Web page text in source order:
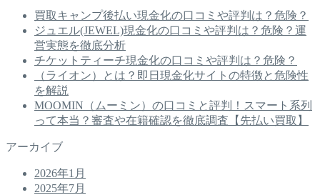
買取キャンプ後払い現金化の口コミや評判は？危険？
ジュエル(JEWEL)現金化の口コミや評判は？危険？運
営実態を徹底分析
チケットティーチ現金化の口コミや評判は？危険？
（ライオン）とは？即日現金化サイトの特徴と危険性
を解説
MOOMIN（ムーミン）の口コミと評判！スマート系列
って本当？審査や在籍確認を徹底調査【先払い買取】
アーカイブ
2026年1月
2025年7月